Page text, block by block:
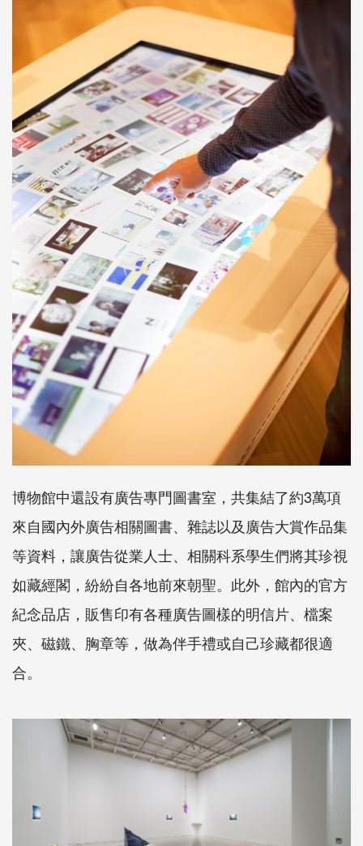
博物館中還設有廣告專門圖書室，共集結了約3萬項
來自國內外廣告相關圖書、雜誌以及廣告大賞作品集
等資料，讓廣告從業人士、相關科系學生們將其珍視
如藏經閣，紛紛自各地前來朝聖。此外，館內的官方
紀念品店，販售印有各種廣告圖樣的明信片、檔案
夾、磁鐵、胸章等，做為伴手禮或自己珍藏都很適
合。